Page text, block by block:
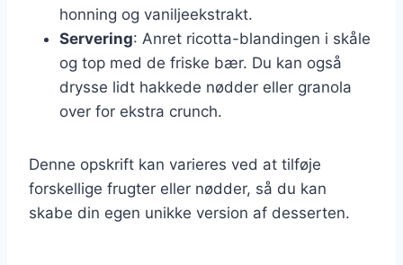
honning og vaniljeekstrakt.
Servering: Anret ricotta-blandingen i skåle
og top med de friske bær. Du kan også
drysse lidt hakkede nødder eller granola
over for ekstra crunch.
Denne opskrift kan varieres ved at tilføje
forskellige frugter eller nødder, så du kan
skabe din egen unikke version af desserten.